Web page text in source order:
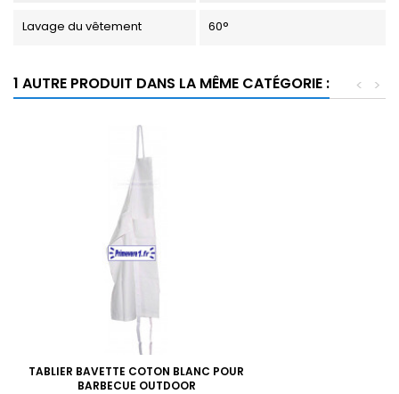
Lavage du vêtement 60°
1 AUTRE PRODUIT DANS LA MÊME CATÉGORIE : >
<
TABLIER BAVETTE COTON BLANC POUR
BARBECUE OUTDOOR